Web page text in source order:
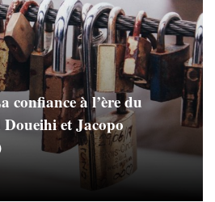
confiance à l’ère du
et Jacopo